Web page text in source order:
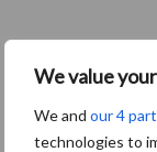
We value
We and our 4
technologies to
Machines